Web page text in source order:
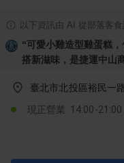
以下資訊由 AI 從部落客
“可愛小雞造型雞蛋糕
搭新滋味，是捷運中山
臺北市北投區裕民一
現正營業: 14:00-21:00